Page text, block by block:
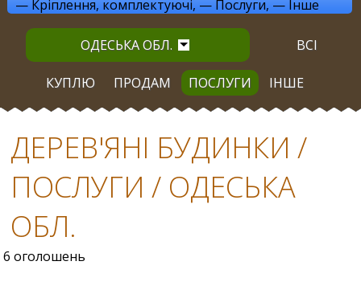
—Кріплення, комплектуючі, —Послуги, —Інше
ОДЕСЬКА ОБЛ. ВСІ
КУПЛЮ ПРОДАМ ПОСЛУГИ ІНШЕ
ДЕРЕВ'ЯНІ БУДИНКИ /
ПОСЛУГИ / ОДЕСЬКА
ОБЛ.
6 оголошень